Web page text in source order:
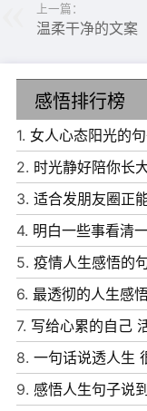
6、年轻的时候，总
白其实我们错过的是
7、伪装的善良，比
8、如果自己不努力
9、不经意扯起了嘴
10、人还是要有梦
上一篇：
温柔干净的文案
感悟排行榜
1. 女人心态阳光的
2. 时光静好陪你长
3. 适合发朋友圈正
4. 明白一些事看清
5. 疫情人生感悟的
6. 最透彻的人生感
7. 写给心累的自己
8. 一句话说透人生
9. 感悟人生句子说